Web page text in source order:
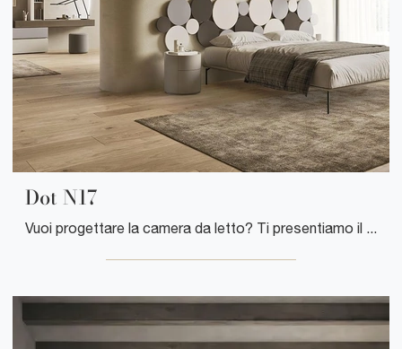
Dot N17
Vuoi progettare la camera da letto? Ti presentiamo il letto in laccato opaco Dot N17 di Mobilgam per spazi design.